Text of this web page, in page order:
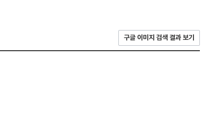
구글 이미지 검색 결과 보기